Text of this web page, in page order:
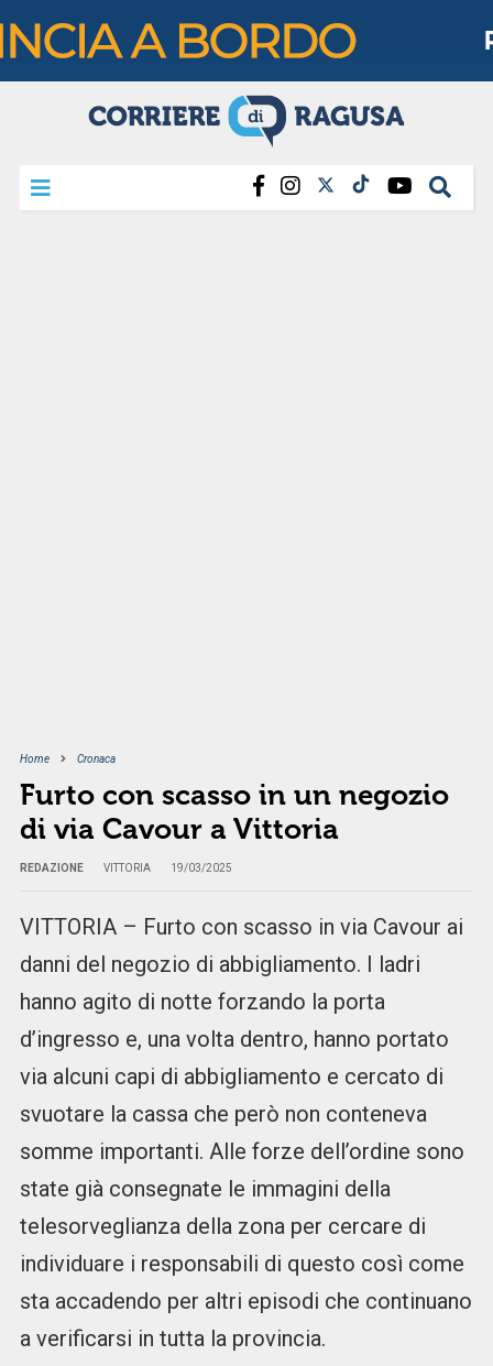
Home Cronaca
Furto con scasso in un negozio
di via Cavour a Vittoria
REDAZIONE VITTORIA 19/03/2025
VITTORIA – Furto con scasso in via Cavour ai
danni del negozio di abbigliamento. I ladri
hanno agito di notte forzando la porta
d’ingresso e, una volta dentro, hanno portato
via alcuni capi di abbigliamento e cercato di
svuotare la cassa che però non conteneva
somme importanti. Alle forze dell’ordine sono
state già consegnate le immagini della
telesorveglianza della zona per cercare di
individuare i responsabili di questo così come
sta accadendo per altri episodi che continuano
a verificarsi in tutta la provincia.